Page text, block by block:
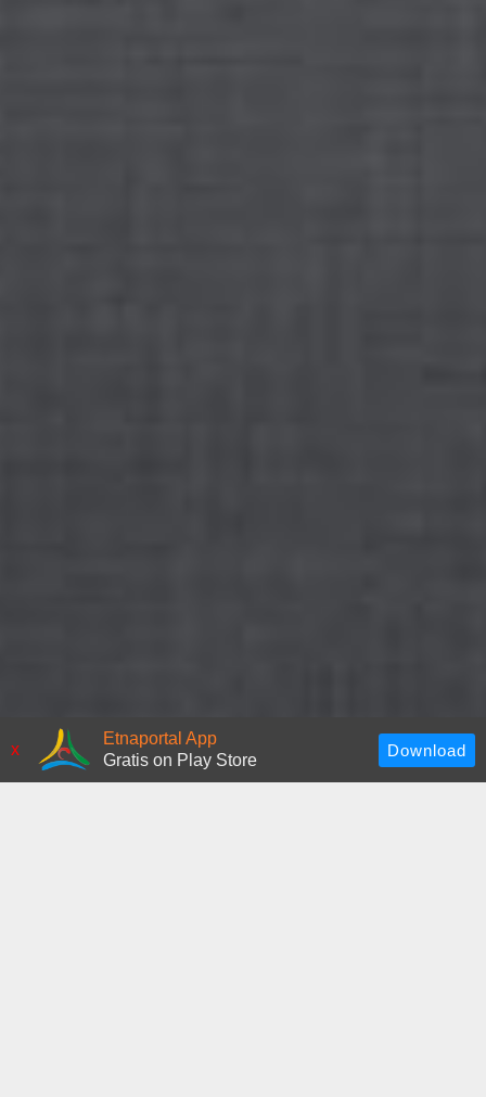
x
Etnaportal App
Gratis on Play Store